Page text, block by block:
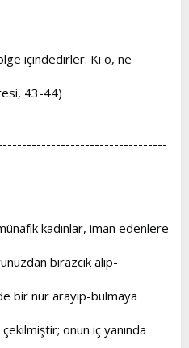
içindedirler. Ki o, ne
43-44)
kadınlar, iman edenlere
birazcık alıp-
bir nur arayıp-bulmaya
onun iç yanında